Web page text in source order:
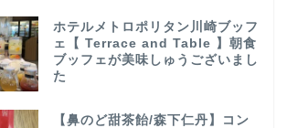
ホテルメトロポリタン川崎ブッフ
ェ【 Terrace and Table 】朝食
ブッフェが美味しゅうございまし
た
【鼻のど甜茶飴/森下仁丹】コン